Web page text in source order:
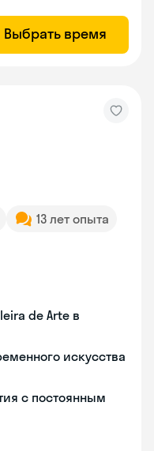
Выбрать время
13 лет опыта
de Arte в
искусства
с постоянным